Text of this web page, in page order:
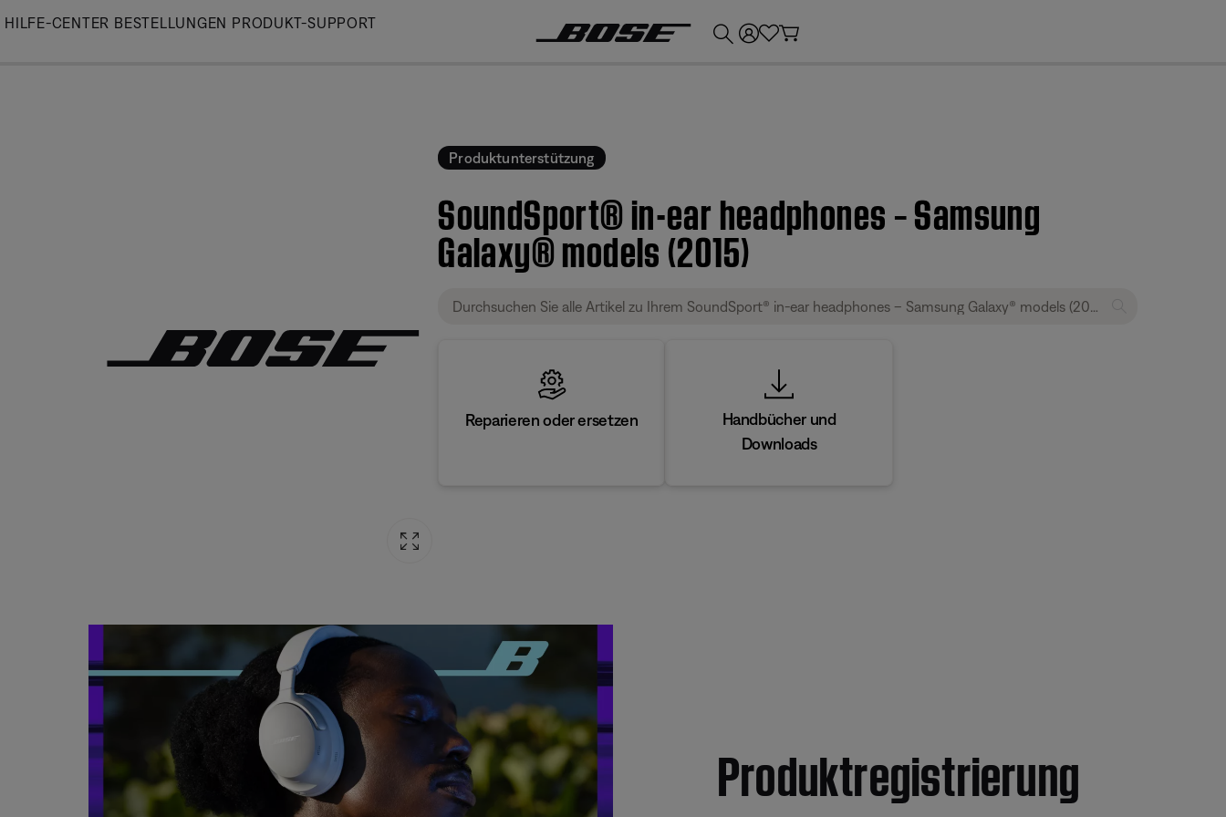
Skip
HILFE-CENTER BESTELLUNGEN PRODUKT-SUPPORT
Produktunterstützung
SoundSport® in-ear headphones – Samsung
Galaxy® models (2015)
Reparieren oder ersetzen
Handbücher und
Downloads
Produktregistrierung